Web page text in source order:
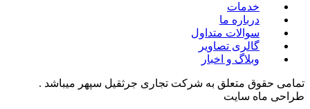
خدمات
درباره ما
سوالات متداول
گالری تصاویر
وبلاگ و اخبار
تمامی حقوق متعلق به شرکت تجاری جرثقیل سپهر میباشد .
طراحی ماه سایت